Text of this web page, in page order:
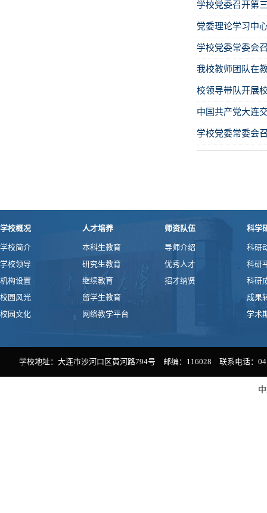
学校党委召开第
党委理论学习中
学校党委常委会
我校教师团队在
校领导带队开展
中国共产党大连
学校党委常委会
学校概况
学校简介
学校领导
机构设置
校园风光
校园文化
人才培养
本科生教育
研究生教育
继续教育
留学生教育
网络教学平台
师资队伍
导师介绍
优秀人才
招才纳贤
科学
科研
科研
科研
成果
学术
学校地址：大连市沙河口区黄河路794号 邮编：116028 联系电话：